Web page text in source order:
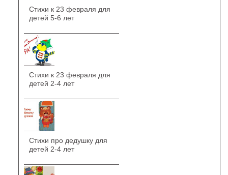
Стихи к 23 февраля для
детей 5-6 лет
Стихи к 23 февраля для
детей 2-4 лет
Стихи про дедушку для
детей 2-4 лет